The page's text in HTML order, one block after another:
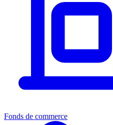
Fonds de commerce